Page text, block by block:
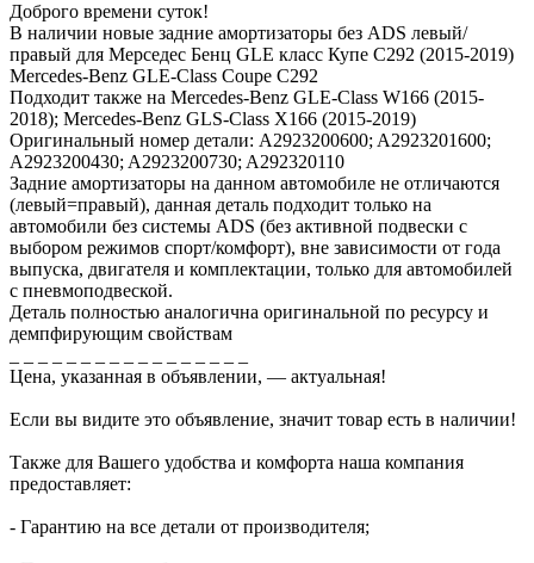
Доброго времени суток!
В наличии новые задние амортизаторы без ADS левый/
правый для Мерседес Бенц GLE класс Купе С292 (2015-2019)
Mercedes-Benz GLE-Class Coupe C292
Подходит также на Mercedes-Benz GLE-Class W166 (2015-
2018); Mercedes-Benz GLS-Class X166 (2015-2019)
Оригинальный номер детали: A2923200600; A2923201600;
A2923200430; A2923200730; A292320110
Задние амортизаторы на данном автомобиле не отличаются
(левый=правый), данная деталь подходит только на
автомобили без системы ADS (без активной подвески с
выбором режимов спорт/комфорт), вне зависимости от года
выпуска, двигателя и комплектации, только для автомобилей
с пневмоподвеской.
Деталь полностью аналогична оригинальной по ресурсу и
демпфирующим свойствам
Цена, указанная в объявлении, — актуальная!
Если вы видите это объявление, значит товар есть в наличии!
Также для Вашего удобства и комфорта наша компания
предоставляет:
- Гарантию на все детали от производителя;